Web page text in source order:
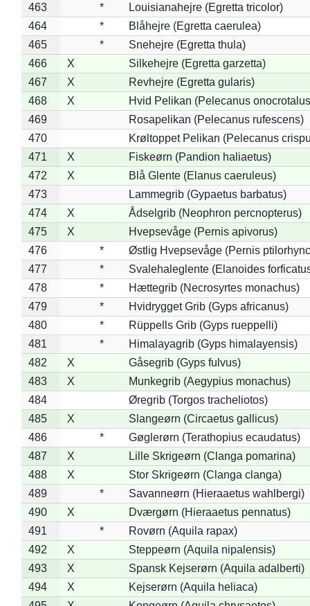
463
*
Louisianahejre (Egretta tricolor)
464
*
Blåhejre (Egretta caerulea)
465
*
Snehejre (Egretta thula)
466
X
Silkehejre (Egretta garzetta)
467
X
Revhejre (Egretta gularis)
468
X
Hvid Pelikan (Pelecanus
469
Rosapelikan (Pelecanus rufescens)
470
Krøltoppet Pelikan (Pelecanus
471
X
Fiskeørn (Pandion haliaetus)
472
X
Blå Glente (Elanus caeruleus)
473
Lammegrib (Gypaetus barbatus)
474
X
Ådselgrib (Neophron percnopterus)
475
X
Hvepsevåge (Pernis apivorus)
476
*
Østlig Hvepsevåge (Pernis
477
*
Svalehaleglente (Elanoides
478
*
Hættegrib (Necrosyrtes monachus)
479
*
Hvidrygget Grib (Gyps africanus)
480
*
Rüppells Grib (Gyps rueppelli)
481
*
Himalayagrib (Gyps himalayensis)
482
X
Gåsegrib (Gyps fulvus)
483
X
Munkegrib (Aegypius monachus)
484
Øregrib (Torgos tracheliotos)
485
X
Slangeørn (Circaetus gallicus)
486
*
Gøglerørn (Terathopius ecaudatus)
487
X
Lille Skrigeørn (Clanga pomarina)
488
X
Stor Skrigeørn (Clanga clanga)
489
*
Savanneørn (Hieraaetus wahlbergi)
490
X
Dværgørn (Hieraaetus pennatus)
491
*
Rovørn (Aquila rapax)
492
X
Steppeørn (Aquila nipalensis)
493
X
Spansk Kejserørn (Aquila adalberti)
494
X
Kejserørn (Aquila heliaca)